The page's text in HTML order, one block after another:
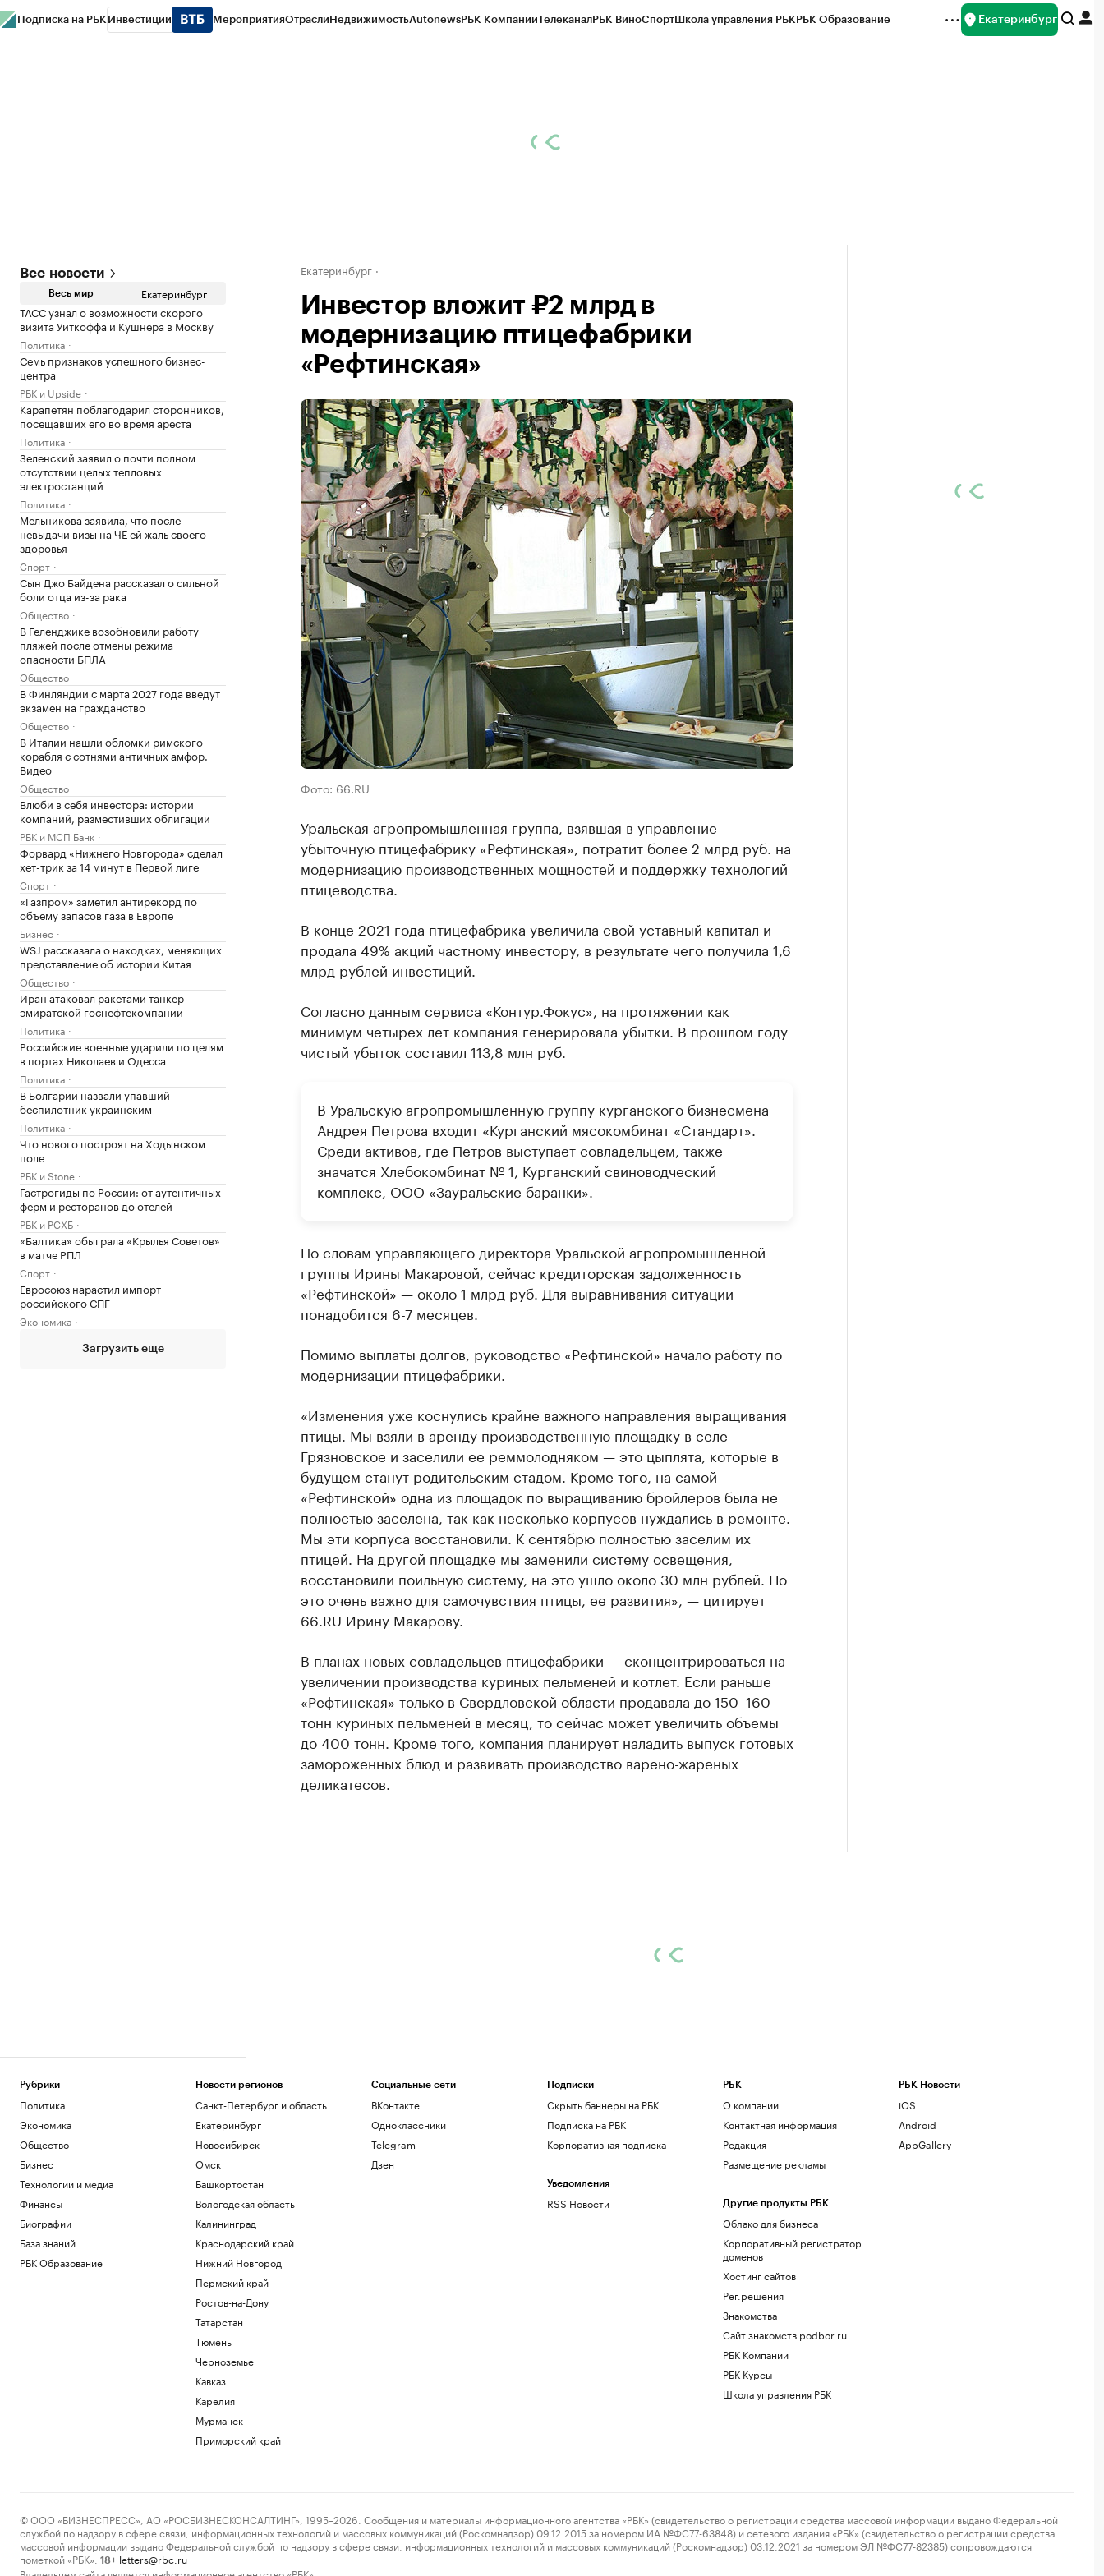
Подписка на РБК Инвестиции МероприятияОтраслиНедвижимостьAutonewsРБК КомпанииТелеканалРБК ВиноСпортШкола управления РБКРБК Образование Екатеринбург
Все новости
Весь мир Екатеринбург
ТАСС узнал о возможности скорого
визита Уиткоффа и Кушнера в Москву
Политика
Семь признаков успешного бизнес-
центра
РБК и Upside
Карапетян поблагодарил сторонников,
посещавших его во время ареста
Политика
Зеленский заявил о почти полном
отсутствии целых тепловых
электростанций
Политика
Мельникова заявила, что после
невыдачи визы на ЧЕ ей жаль своего
здоровья
Спорт
Сын Джо Байдена рассказал о сильной
боли отца из-за рака
Общество
В Геленджике возобновили работу
пляжей после отмены режима
опасности БПЛА
Общество
В Финляндии с марта 2027 года введут
экзамен на гражданство
Общество
В Италии нашли обломки римского
корабля с сотнями античных амфор.
Видео
Общество
Влюби в себя инвестора: истории
компаний, разместивших облигации
РБК и МСП Банк
Форвард «Нижнего Новгорода» сделал
хет-трик за 14 минут в Первой лиге
Спорт
«Газпром» заметил антирекорд по
объему запасов газа в Европе
Бизнес
WSJ рассказала о находках, меняющих
представление об истории Китая
Общество
Иран атаковал ракетами танкер
эмиратской госнефтекомпании
Политика
Российские военные ударили по целям
в портах Николаев и Одесса
Политика
В Болгарии назвали упавший
беспилотник украинским
Политика
Что нового построят на Ходынском
поле
РБК и Stone
Гастрогиды по России: от аутентичных
ферм и ресторанов до отелей
РБК и РСХБ
«Балтика» обыграла «Крылья Советов»
в матче РПЛ
Спорт
Евросоюз нарастил импорт
российского СПГ
Экономика
Загрузить еще
Екатеринбург
Инвестор вложит ₽2 млрд в
модернизацию птицефабрики
«Рефтинская»
Фото: 66.RU
Уральская агропромышленная группа, взявшая в управление
убыточную птицефабрику «Рефтинская», потратит более 2 млрд руб. на
модернизацию производственных мощностей и поддержку технологий
птицеводства.
В конце 2021 года птицефабрика увеличила свой уставный капитал и
продала 49% акций частному инвестору, в результате чего получила 1,6
млрд рублей инвестиций.
Согласно данным сервиса «Контур.Фокус», на протяжении как
минимум четырех лет компания генерировала убытки. В прошлом году
чистый убыток составил 113,8 млн руб.
В Уральскую агропромышленную группу курганского бизнесмена
Андрея Петрова входит «Курганский мясокомбинат «Стандарт».
Среди активов, где Петров выступает совладельцем, также
значатся Хлебокомбинат № 1, Курганский свиноводческий
комплекс, ООО «Зауральские баранки».
По словам управляющего директора Уральской агропромышленной
группы Ирины Макаровой, сейчас кредиторская задолженность
«Рефтинской» — около 1 млрд руб. Для выравнивания ситуации
понадобится 6-7 месяцев.
Помимо выплаты долгов, руководство «Рефтинской» начало работу по
модернизации птицефабрики.
«Изменения уже коснулись крайне важного направления выращивания
птицы. Мы взяли в аренду производственную площадку в селе
Грязновское и заселили ее реммолодняком — это цыплята, которые в
будущем станут родительским стадом. Кроме того, на самой
«Рефтинской» одна из площадок по выращиванию бройлеров была не
полностью заселена, так как несколько корпусов нуждались в ремонте.
Мы эти корпуса восстановили. К сентябрю полностью заселим их
птицей. На другой площадке мы заменили систему освещения,
восстановили поильную систему, на это ушло около 30 млн рублей. Но
это очень важно для самочувствия птицы, ее развития», — цитирует
66.RU Ирину Макарову.
В планах новых совладельцев птицефабрики — сконцентрироваться на
увеличении производства куриных пельменей и котлет. Если раньше
«Рефтинская» только в Свердловской области продавала до 150–160
тонн куриных пельменей в месяц, то сейчас может увеличить объемы
до 400 тонн. Кроме того, компания планирует наладить выпуск готовых
замороженных блюд и развивать производство варено-жареных
деликатесов.
Рубрики
Политика
Экономика
Общество
Бизнес
Технологии и медиа
Финансы
Биографии
База знаний
РБК Образование
Новости регионов
Санкт-Петербург и область
Екатеринбург
Новосибирск
Омск
Башкортостан
Вологодская область
Калининград
Краснодарский край
Нижний Новгород
Пермский край
Ростов-на-Дону
Татарстан
Тюмень
Черноземье
Кавказ
Карелия
Мурманск
Приморский край
Социальные сети
ВКонтакте
Одноклассники
Telegram
Дзен
Подписки
Скрыть баннеры на РБК
Подписка на РБК
Корпоративная подписка
Уведомления
RSS Новости
РБК
О компании
Контактная информация
Редакция
Размещение рекламы
Другие продукты РБК
Облако для бизнеса
Корпоративный регистратор
доменов
Хостинг сайтов
Рег.решения
Знакомства
Сайт знакомств podbor.ru
РБК Компании
РБК Курсы
Школа управления РБК
РБК Новости
iOS
Android
AppGallery
© ООО «БИЗНЕСПРЕСС», АО «РОСБИЗНЕСКОНСАЛТИНГ», 1995–2026. Сообщения и материалы информационного агентства «РБК» (свидетельство о регистрации средства массовой информации выдано Федеральной
службой по надзору в сфере связи, информационных технологий и массовых коммуникаций (Роскомнадзор) 09.12.2015 за номером ИА №ФС77-63848) и сетевого издания «РБК» (свидетельство о регистрации средства
массовой информации выдано Федеральной службой по надзору в сфере связи, информационных технологий и массовых коммуникаций (Роскомнадзор) 03.12.2021 за номером ЭЛ №ФС77-82385) сопровождаются
пометкой «РБК».
18+ letters@rbc.ru